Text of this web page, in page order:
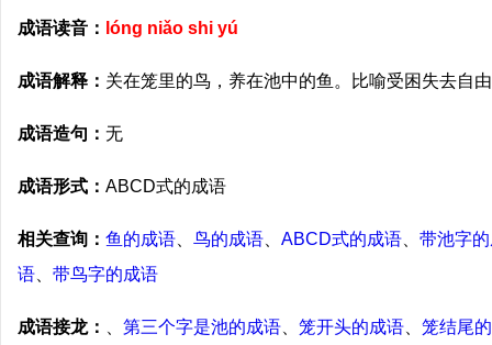
成语读音： lóng niǎo shi yú
成语解释： 关在笼里的鸟，养在池中的鱼。比喻受困失去自
成语造句： 无
成语形式： ABCD式的成语
相关查询： 鱼的成语 鸟的成语 ABCD式的成语
带池字
语
带鸟字的成语
成语接龙： 第三个字是池的成语 笼开头的成语
笼结尾